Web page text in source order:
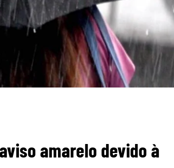
amarelo devido à